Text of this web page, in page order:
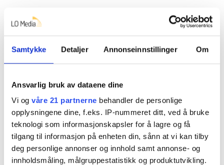
Samtykke Detaljer Annonseinnstillinger Om
Ansvarlig bruk av dataene dine
Vi og våre 21 partnerne behandler de personlige
opplysningene dine, f.eks. IP-nummeret ditt, ved å bruke
teknologi som informasjonskapsler for å lagre og få
tilgang til informasjon på enheten din, sånn at vi kan tilby
deg personlige annonser og innhold samt annonse- og
innholdsmåling, målgruppestatistikk og produktutvikling.
– Det fins ikke noen egentlig plan for Japan som
helhet, sier Matsui.
– Men vi har en plan i UA Zensen.